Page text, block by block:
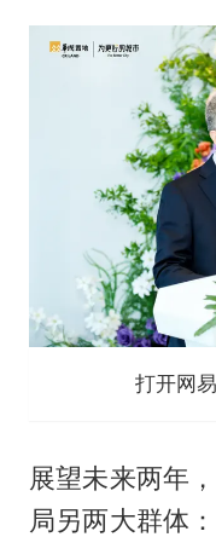
打开网
展望未来两年
局另两大群体